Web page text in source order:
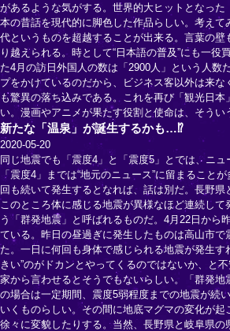
があるような気がする。世界的大ヒットとなった
本の昔話を現代的に脚色した作品らしい。考えて
代というものを超越することが出来る。言葉の壁
り越えられる。時として“日本語の普及”にも一役
た4月の訪日外国人の数は「2900人」という人数
プをかけているのだから、ビジネス客以外は来な
も驚異の落ち込みである。これを再び「観光日本
い。漫画やアニメが果たす役割と使命は、そうい
新たな「温泉」が誕生するかも…⁉
2020-05-20
同じ地震でも「震度4」と「震度5」とでは、ニュ
「震度4」までは“地元のニュース”に留まること
回も続いて発生するとなれば、話は別だ。長野県
このところ体に感じる地震が異様なほど連続し
う「群発地震」と呼ばれるものだ。4月22日から
ている。昨日の昼過ぎに発生したものは高山市で
た。一日に何回も身体で感じられる地震が発生す
きい”のがドカンとやってくるのではないか、と
家から言わせるとそうでもないらしい。「群発地
の場合は一定期間、震度5弱程度までの地震が続
いくものらしい。その間に地底マグマの変化が起
徐々に変貌したりする。当然、長野県と岐阜県の